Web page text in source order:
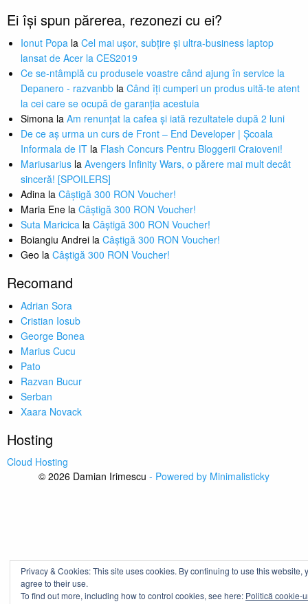
Ei își spun părerea, rezonezi cu ei?
Ionut Popa la Cel mai ușor, subțire și ultra-business laptop
lansat de Acer la CES2019
Ce se-ntâmplă cu produsele voastre când ajung în service la
Depanero - razvanbb la Când îți cumperi un produs uită-te atent
la cei care se ocupă de garanția acestuia
Simona la Am renunțat la cafea și iată rezultatele după 2 luni
De ce aș urma un curs de Front – End Developer | Școala
Informala de IT la Flash Concurs Pentru Bloggerii Craioveni!
Mariusarius la Avengers Infinity Wars, o părere mai mult decât
sinceră! [SPOILERS]
Adina la Câștigă 300 RON Voucher!
Maria Ene la Câștigă 300 RON Voucher!
Suta Maricica la Câștigă 300 RON Voucher!
Boiangiu Andrei la Câștigă 300 RON Voucher!
Geo la Câștigă 300 RON Voucher!
Recomand
Adrian Sora
Cristian Iosub
George Bonea
Marius Cucu
Pato
Razvan Bucur
Serban
Xaara Novack
Hosting
Cloud Hosting
© 2026 Damian Irimescu - Powered by Minimalisticky
Privacy & Cookies: This site uses cookies. By continuing to use this website,
agree to their use.
To find out more, including how to control cookies, see here: Politică cookie-